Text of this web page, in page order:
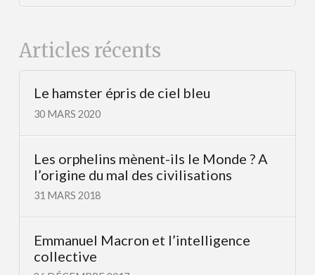
Articles récents
Le hamster épris de ciel bleu
30 MARS 2020
Les orphelins mènent-ils le Monde ? A
l’origine du mal des civilisations
31 MARS 2018
Emmanuel Macron et l’intelligence
collective